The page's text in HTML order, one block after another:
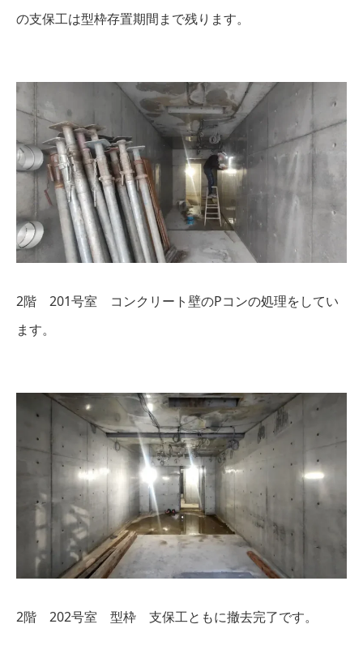
の支保工は型枠存置期間まで残ります。
2階 201号室 コンクリート壁のPコンの処理をしてい
ます。
2階 202号室 型枠 支保工ともに撤去完了です。